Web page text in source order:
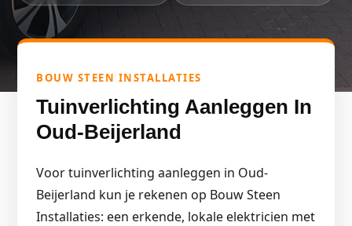
BOUW STEEN INSTALLATIES
Tuinverlichting Aanleggen In
Oud-Beijerland
Voor tuinverlichting aanleggen in Oud-
Beijerland kun je rekenen op Bouw Steen
Installaties: een erkende, lokale elektricien met